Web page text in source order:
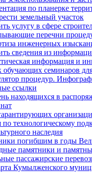
по планерке
земельный участок
услугу в сфере
перечни
инженерных
сведения из
информация и
обучающих семинаров для
процедур.
ссылки
находящихся в
технологическому
наследия
погибшим в годы
памятники и
пассажирские
Кумылженского